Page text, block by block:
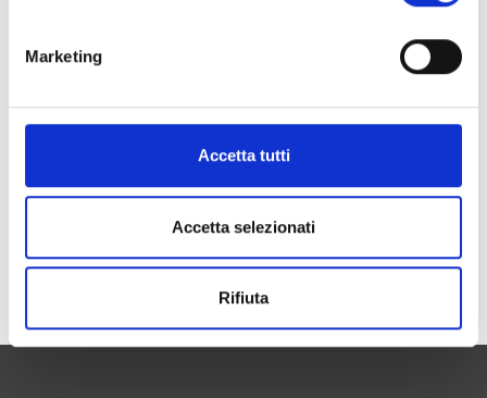
Marketing
Accetta tutti
Accetta selezionati
Rifiuta
Borchie rettangolari a
rilievo 2 griffe art. 860-
2P
Mehr erfahren
Borchie rettangolari
piatte art. 1066
Mehr erfahren